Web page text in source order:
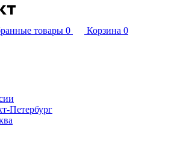
товары 0 Корзина 0
Петербург